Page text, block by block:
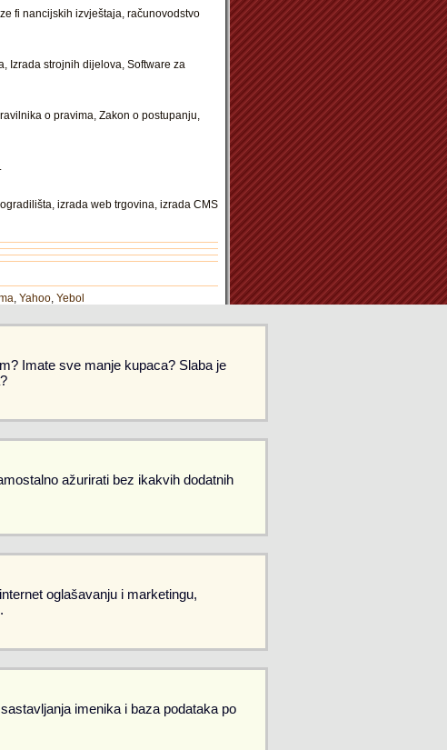
fi nancijskih izvještaja, računovodstvo
Izrada strojnih dijelova, Software za
o pravima, Zakon o postupanju,
izrada web trgovina, izrada CMS
, Yahoo, Yebol
Imate sve manje kupaca? Slaba je
ažurirati bez ikakvih dodatnih
oglašavanju i marketingu,
imenika i baza podataka po